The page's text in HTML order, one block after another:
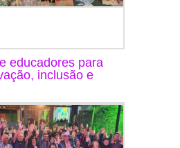
educadores para
inclusão e